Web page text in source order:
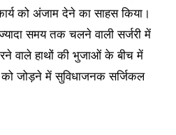
को अंजाम देने का साहस किया।
समय तक चलने वाली सर्जरी में
वाले हाथों की भुजाओं के बीच में
को जोड़ने में सुविधाजनक सर्जिकल